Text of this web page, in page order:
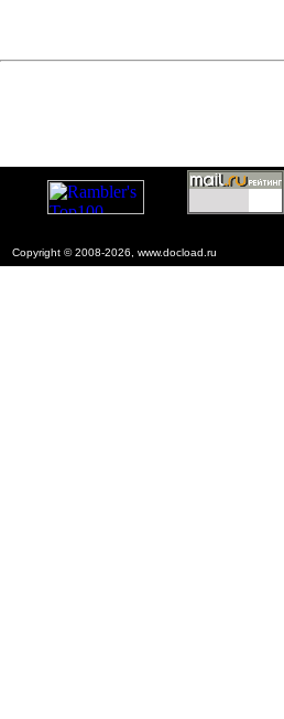
Copyright © 2008-2026, www.docload.ru